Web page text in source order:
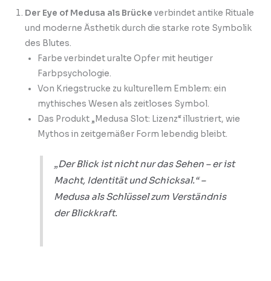
Der Eye of Medusa als Brücke verbindet antike Rituale
und moderne Ästhetik durch die starke rote Symbolik
des Blutes.
Farbe verbindet uralte Opfer mit heutiger
Farbpsychologie.
Von Kriegstrucke zu kulturellem Emblem: ein
mythisches Wesen als zeitloses Symbol.
Das Produkt „Medusa Slot: Lizenz“ illustriert, wie
Mythos in zeitgemäßer Form lebendig bleibt.
„Der Blick ist nicht nur das Sehen – er ist
Macht, Identität und Schicksal.“ –
Medusa als Schlüssel zum Verständnis
der Blickkraft.